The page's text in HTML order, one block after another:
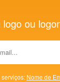
logo ou
Nome de